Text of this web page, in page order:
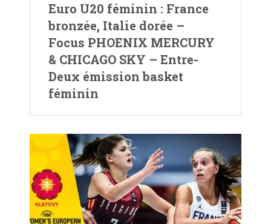
Euro U20 féminin : France
bronzée, Italie dorée –
Focus PHOENIX MERCURY
& CHICAGO SKY – Entre-
Deux émission basket
féminin